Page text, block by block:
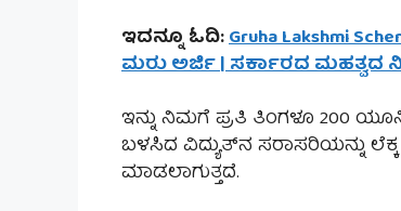
ಇದನ್ನೂ ಓದಿ:Gruha Lakshmi
ಮರು ಅರ್ಜಿ | ಸರ್ಕಾರದ ಮಹತ್ವದ
ಇನ್ನು ನಿಮಗೆ ಪ್ರತಿ ತಿಂಗಳೂ 200
ಬಳಸಿದ ವಿದ್ಯುತ್‌ನ ಸರಾಸರಿಯನ್ನು
ಮಾಡಲಾಗುತ್ತದೆ.